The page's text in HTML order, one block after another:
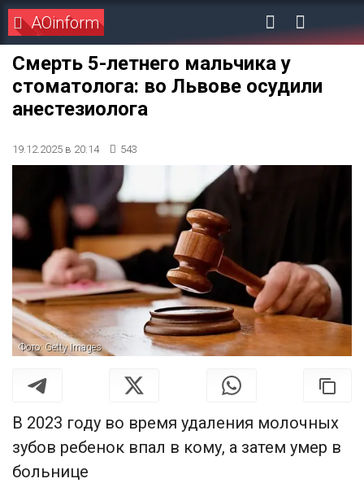
AOinform
Смерть 5-летнего мальчика у
стоматолога: во Львове осудили
анестезиолога
19.12.2025 в 20:14 543
Фото: Getty Images
В 2023 году во время удаления молочных
зубов ребенок впал в кому, а затем умер в
больнице